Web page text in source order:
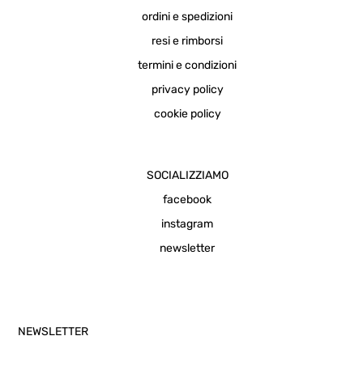
ordini e spedizioni
resi e rimborsi
termini e condizioni
privacy policy
cookie policy
SOCIALIZZIAMO
facebook
instagram
newsletter
NEWSLETTER